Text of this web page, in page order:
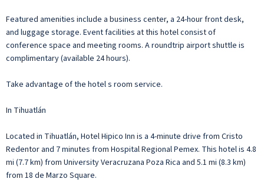
Featured amenities include a business center, a 24-hour front desk,
and luggage storage. Event facilities at this hotel consist of
conference space and meeting rooms. A roundtrip airport shuttle is
complimentary (available 24 hours).
Take advantage of the hotel s room service.
In Tihuatlán
Located in Tihuatlán, Hotel Hipico Inn is a 4-minute drive from Cristo
Redentor and 7 minutes from Hospital Regional Pemex. This hotel is 4.8
mi (7.7 km) from University Veracruzana Poza Rica and 5.1 mi (8.3 km)
from 18 de Marzo Square.